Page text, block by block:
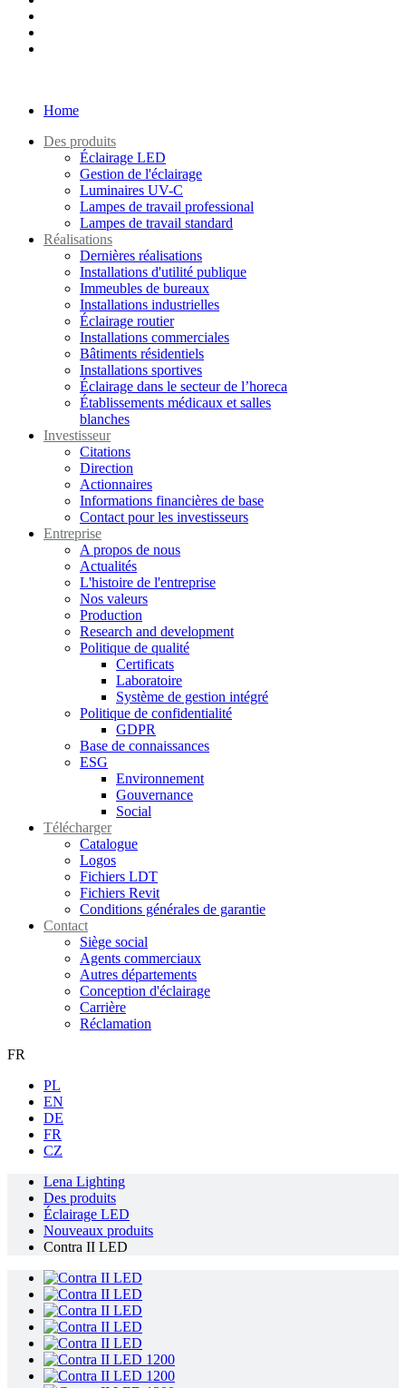
Home
Des produits
Éclairage LED
Gestion de l'éclairage
Luminaires UV-C
Lampes de travail professional
Lampes de travail standard
Réalisations
Dernières réalisations
Installations d'utilité publique
Immeubles de bureaux
Installations industrielles
Éclairage routier
Installations commerciales
Bâtiments résidentiels
Installations sportives
Éclairage dans le secteur de l’horeca
Établissements médicaux et salles
blanches
Investisseur
Citations
Direction
Actionnaires
Informations financières de base
Contact pour les investisseurs
Entreprise
A propos de nous
Actualités
L'histoire de l'entreprise
Nos valeurs
Production
Research and development
Politique de qualité
Certificats
Laboratoire
Système de gestion intégré
Politique de confidentialité
GDPR
Base de connaissances
ESG
Environnement
Gouvernance
Social
Télécharger
Catalogue
Logos
Fichiers LDT
Fichiers Revit
Conditions générales de garantie
Contact
Siège social
Agents commerciaux
Autres départements
Conception d'éclairage
Carrière
Réclamation
FR
PL
EN
DE
FR
CZ
Lena Lighting
Des produits
Éclairage LED
Nouveaux produits
Contra II LED